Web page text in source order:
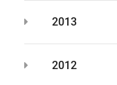
2013
2012